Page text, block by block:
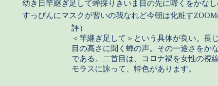
幼き日竿継ぎ足して蝉採りきいま目の先に啼くをかな
すっぴんにマスクが習いの我なれど今朝は化粧す
評）
＜竿継ぎ足して＞という具体が良い。長
目の高さに聞く蝉の声。その一途さをか
である。二首目は、コロナ禍を女性の視
モラスに詠って、特色があります。